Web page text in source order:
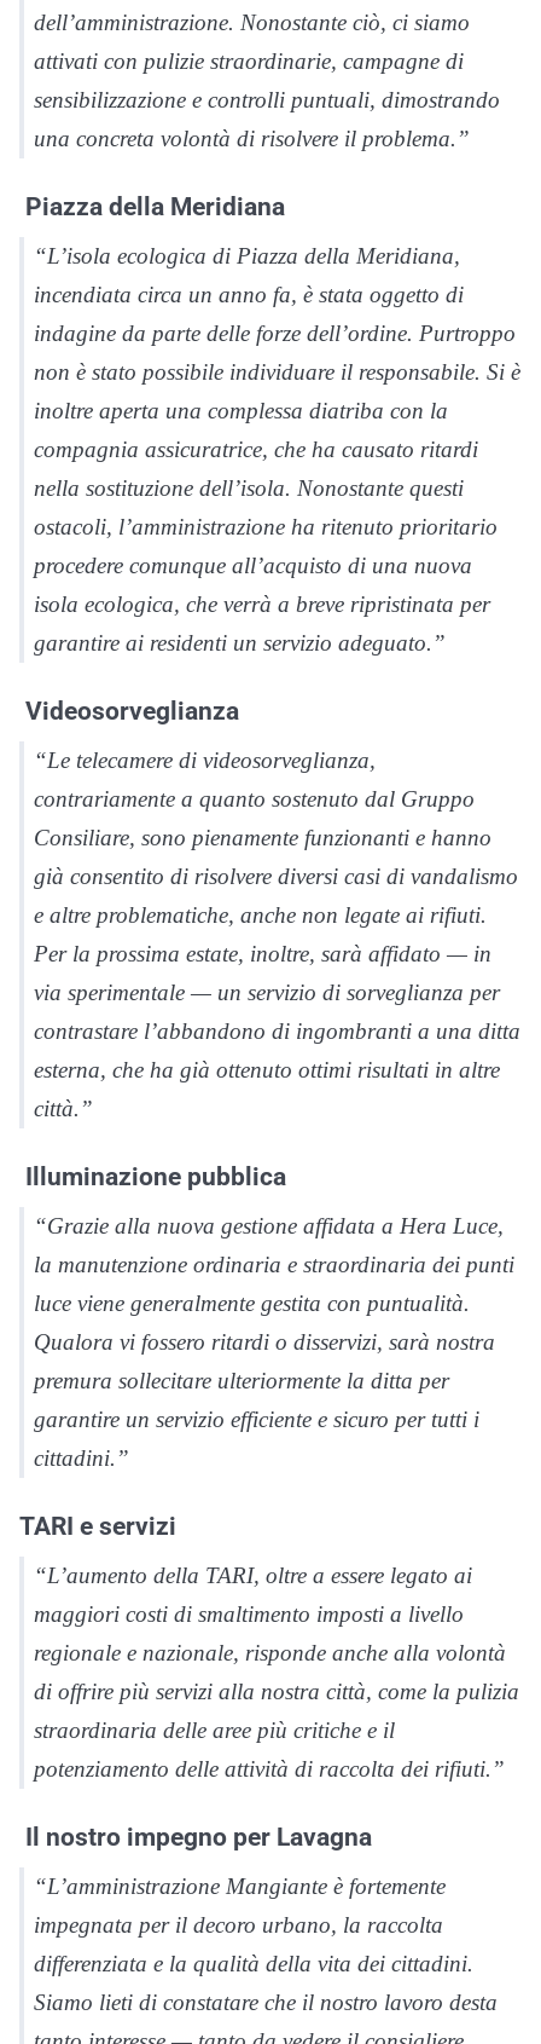
dell’amministrazione. Nonostante ciò, ci siamo
attivati con pulizie straordinarie, campagne di
sensibilizzazione e controlli puntuali, dimostrando
una concreta volontà di risolvere il problema.”
Piazza della Meridiana
“L’isola ecologica di Piazza della Meridiana,
incendiata circa un anno fa, è stata oggetto di
indagine da parte delle forze dell’ordine. Purtroppo
non è stato possibile individuare il responsabile. Si è
inoltre aperta una complessa diatriba con la
compagnia assicuratrice, che ha causato ritardi
nella sostituzione dell’isola. Nonostante questi
ostacoli, l’amministrazione ha ritenuto prioritario
procedere comunque all’acquisto di una nuova
isola ecologica, che verrà a breve ripristinata per
garantire ai residenti un servizio adeguato.”
Videosorveglianza
“Le telecamere di videosorveglianza,
contrariamente a quanto sostenuto dal Gruppo
Consiliare, sono pienamente funzionanti e hanno
già consentito di risolvere diversi casi di vandalismo
e altre problematiche, anche non legate ai rifiuti.
Per la prossima estate, inoltre, sarà affidato — in
via sperimentale — un servizio di sorveglianza per
contrastare l’abbandono di ingombranti a una ditta
esterna, che ha già ottenuto ottimi risultati in altre
città.”
Illuminazione pubblica
“Grazie alla nuova gestione affidata a Hera Luce,
la manutenzione ordinaria e straordinaria dei punti
luce viene generalmente gestita con puntualità.
Qualora vi fossero ritardi o disservizi, sarà nostra
premura sollecitare ulteriormente la ditta per
garantire un servizio efficiente e sicuro per tutti i
cittadini.”
TARI e servizi
“L’aumento della TARI, oltre a essere legato ai
maggiori costi di smaltimento imposti a livello
regionale e nazionale, risponde anche alla volontà
di offrire più servizi alla nostra città, come la pulizia
straordinaria delle aree più critiche e il
potenziamento delle attività di raccolta dei rifiuti.”
Il nostro impegno per Lavagna
“L’amministrazione Mangiante è fortemente
impegnata per il decoro urbano, la raccolta
differenziata e la qualità della vita dei cittadini.
Siamo lieti di constatare che il nostro lavoro desta